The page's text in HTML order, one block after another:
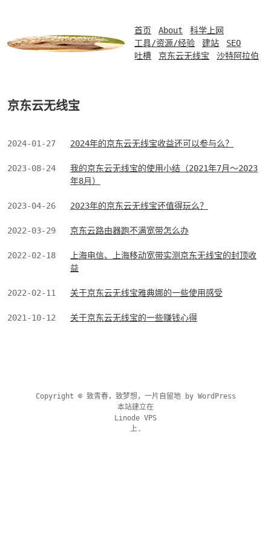
首页 About
科学上网
工具/资源/经验
建站
SEO
吐槽
京东云无线宝 沙特阿拉伯
京东云无线宝
2024-01-27 2024年的京东云无线宝收益还可以参与么？
2023-08-24
我的京东云无线宝的使用小结（2021年7月～2023
年8月）
2023-04-26 2023年的京东云无线宝还值得玩么？
2022-03-29 京东云路由器跑不满宽带怎么办
2022-02-18
上海电信、上海移动宽带实测京东无线宝的封顶收
益
2022-02-11 关于京东云无线宝雅典娜的一些使用感受
2021-10-12 关于京东云无线宝的一些赚钱心得
Copyright © 致青春，致梦想，一片自留地 by WordPress
本站建立在
Linode VPS
上.